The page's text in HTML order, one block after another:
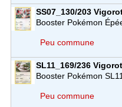
SS07_130/203
Booster Pokémon
Peu commune
SL11_169/236
Booster Pokémon
Peu commune